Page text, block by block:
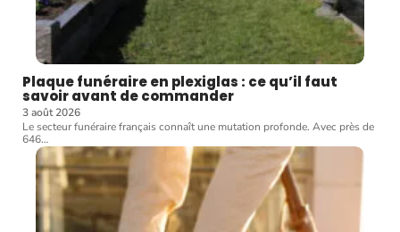
Plaque funéraire en plexiglas : ce qu’il faut
savoir avant de commander
3 août 2026
Le secteur funéraire français connaît une mutation profonde. Avec près de
646…